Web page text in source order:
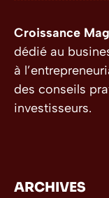
Croissance
dédié au
à
des conseils
investisseurs.
ARCHIVES